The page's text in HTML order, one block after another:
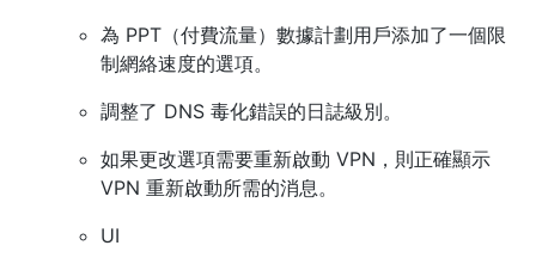
為 PPT（付費流量）數據計劃用戶添加了一個限
制網絡速度的選項。
調整了 DNS 毒化錯誤的日誌級別。
如果更改選項需要重新啟動 VPN，則正確顯示
VPN 重新啟動所需的消息。
UI